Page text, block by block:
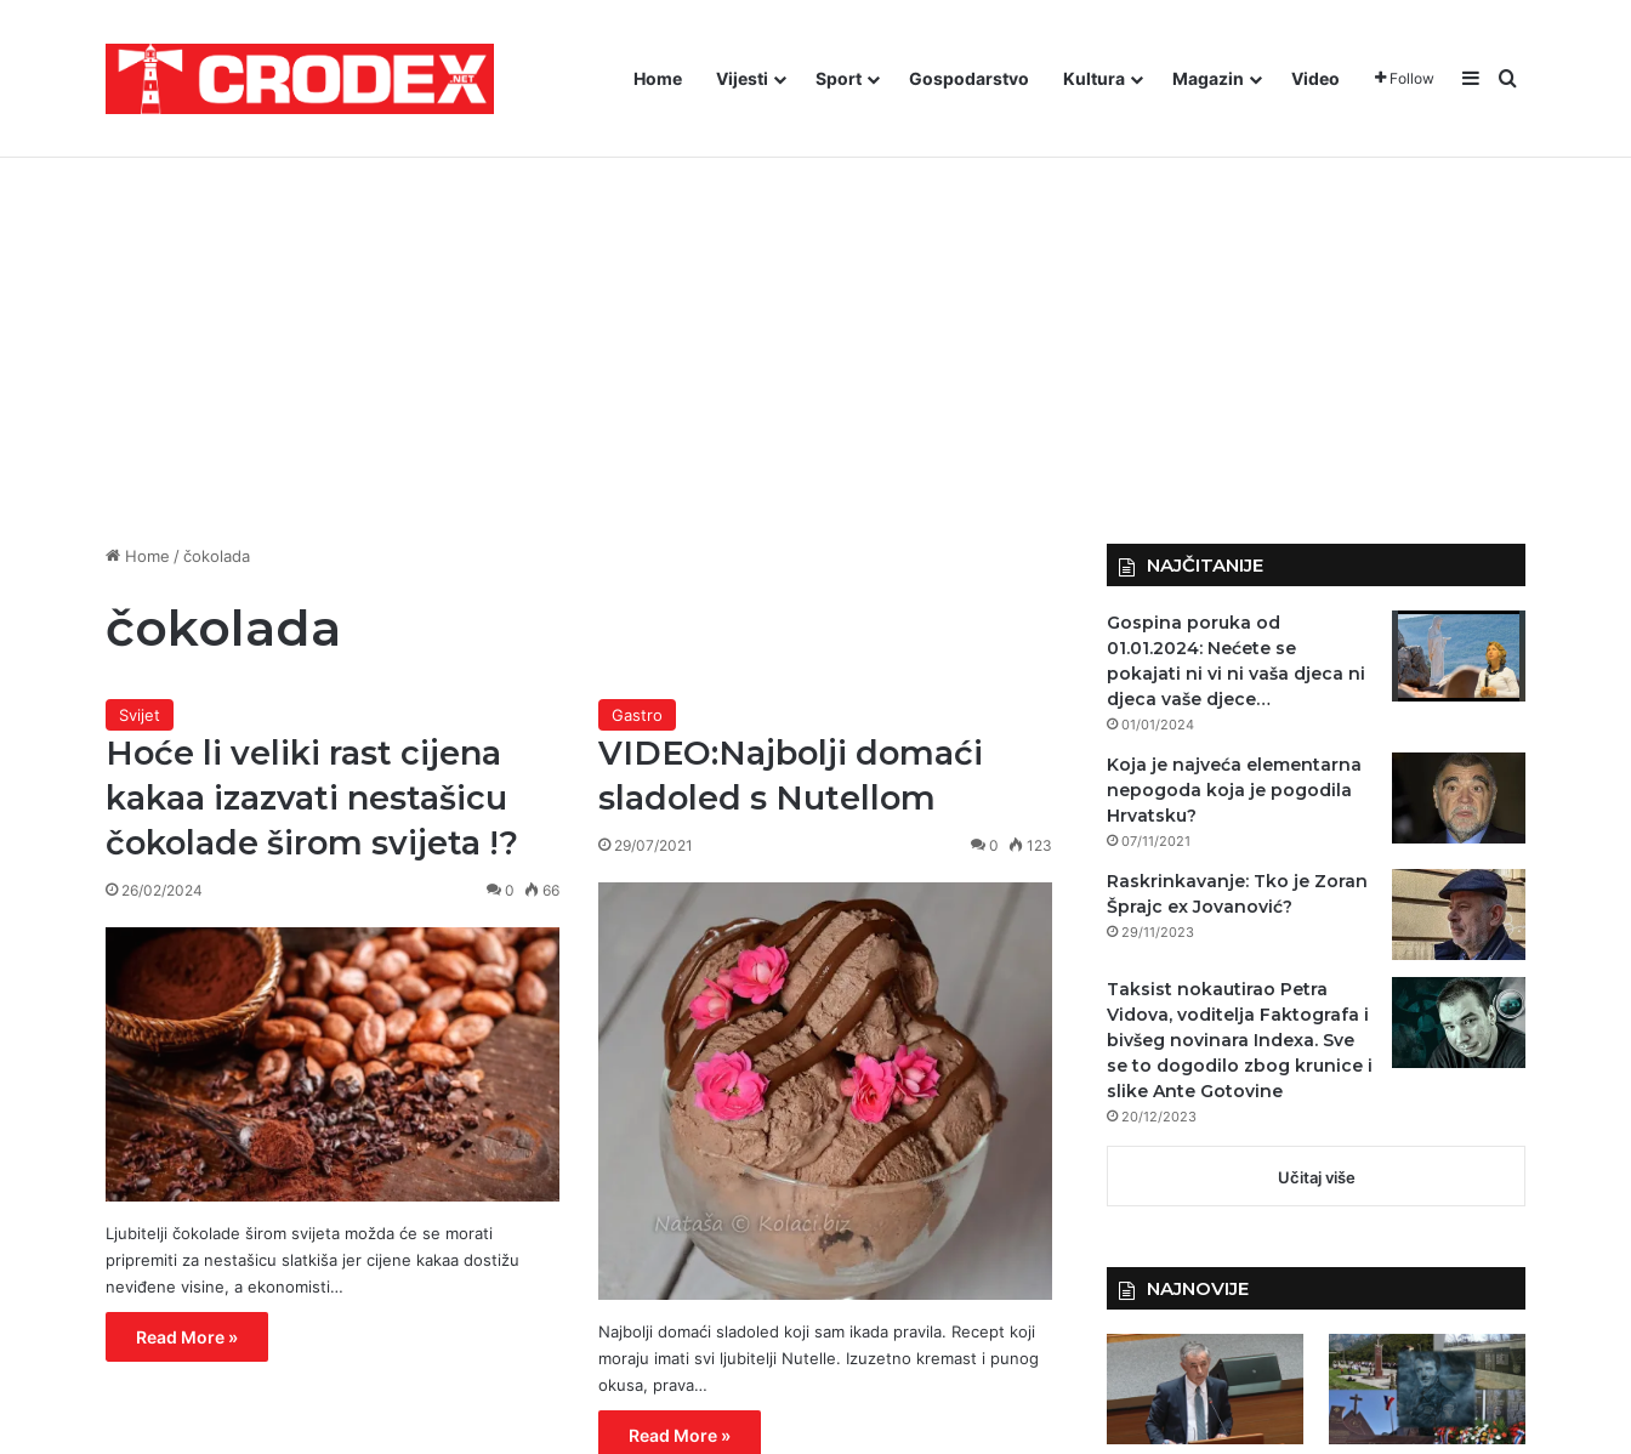
Home Vijesti Sport Gospodarstvo Kultura Magazin Video Follow Sidebar
Traži
Breaking News TRI DESETLJEĆA KRIKOVA OČAJNIKA
Home /čokolada
čokolada
Svijet
Hoće li veliki rast cijena
kakaa izazvati nestašicu
čokolade širom svijeta !?
26/02/2024 0 66
Ljubitelji čokolade širom svijeta možda će se morati
pripremiti za nestašicu slatkiša jer cijene kakaa dostižu
neviđene visine, a ekonomisti…
Read More »
Gastro
VIDEO:Najbolji domaći
sladoled s Nutellom
29/07/2021 0 123
Najbolji domaći sladoled koji sam ikada pravila. Recept koji
moraju imati svi ljubitelji Nutelle. Izuzetno kremast i punog
okusa, prava…
Read More »
NAJČITANIJE
Gospina poruka od
01.01.2024: Nećete se
pokajati ni vi ni vaša djeca ni
djeca vaše djece…
01/01/2024
Koja je najveća elementarna
nepogoda koja je pogodila
Hrvatsku?
07/11/2021
Raskrinkavanje: Tko je Zoran
Šprajc ex Jovanović?
29/11/2023
Taksist nokautirao Petra
Vidova, voditelja Faktografa i
bivšeg novinara Indexa. Sve
se to dogodilo zbog krunice i
slike Ante Gotovine
20/12/2023
Učitaj više
NAJNOVIJE